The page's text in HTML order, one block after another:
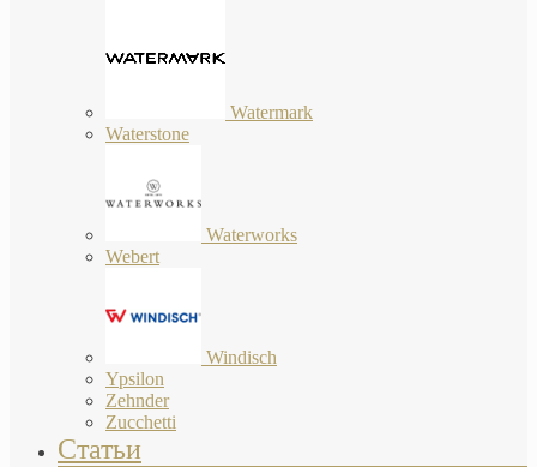
Watermark
Waterstone
Waterworks
Webert
Windisch
Ypsilon
Zehnder
Zucchetti
Статьи